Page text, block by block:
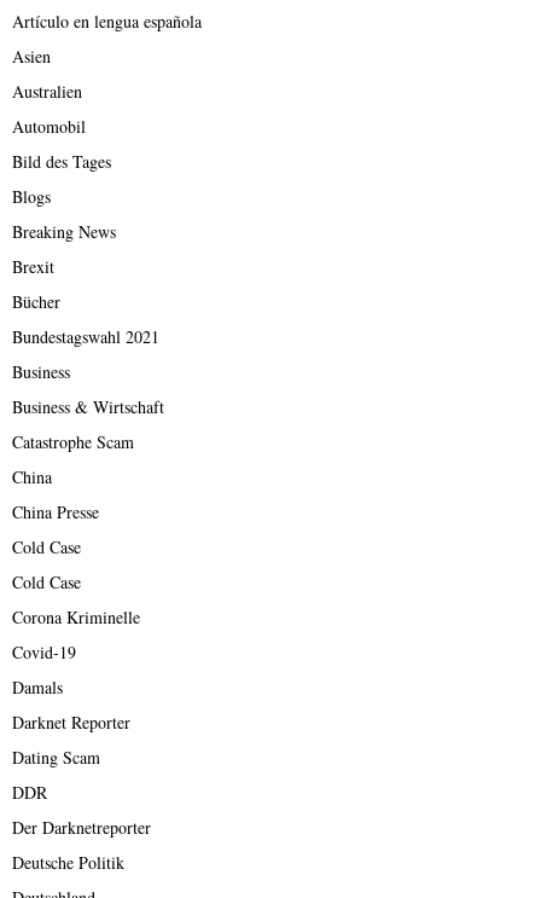
Artículo en lengua española
Asien
Australien
Automobil
Bild des Tages
Blogs
Breaking News
Brexit
Bücher
Bundestagswahl 2021
Business
Business & Wirtschaft
Catastrophe Scam
China
China Presse
Cold Case
Cold Case
Corona Kriminelle
Covid-19
Damals
Darknet Reporter
Dating Scam
DDR
Der Darknetreporter
Deutsche Politik